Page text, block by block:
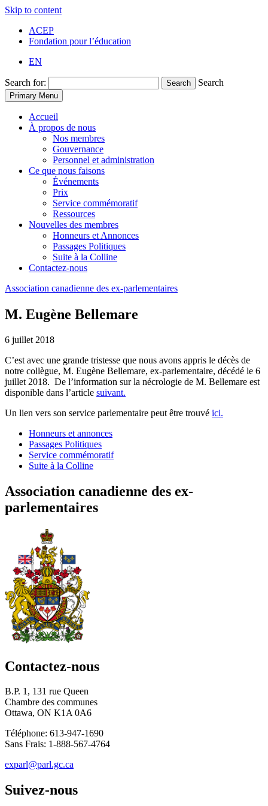
Skip to content
ACEP
Fondation pour l’éducation
EN
Search for: Search Search
Primary Menu
Accueil
À propos de nous
Nos membres
Gouvernance
Personnel et administration
Ce que nous faisons
Événements
Prix
Service commémoratif
Ressources
Nouvelles des membres
Honneurs et Annonces
Passages Politiques
Suite à la Colline
Contactez-nous
Association canadienne des ex-parlementaires
M. Eugène Bellemare
6 juillet 2018
C’est avec une grande tristesse que nous avons appris le décès de
notre collègue, M. Eugène Bellemare, ex-parlementaire, décédé le 6
juillet 2018. De l’information sur la nécrologie de M. Bellemare est
disponible dans l’article suivant.
Un lien vers son service parlementaire peut être trouvé ici.
Honneurs et annonces
Passages Politiques
Service commémoratif
Suite à la Colline
Association canadienne des ex-
parlementaires
Contactez-nous
B.P. 1, 131 rue Queen
Chambre des communes
Ottawa, ON K1A 0A6
Téléphone: 613-947-1690
Sans Frais: 1-888-567-4764
exparl@parl.gc.ca
Suivez-nous